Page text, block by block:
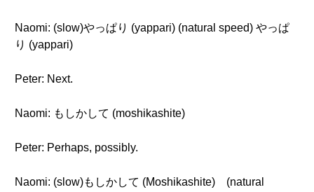
Naomi: (slow)やっぱり (yappari) (natural speed) やっぱ
り (yappari)
Peter: Next.
Naomi: もしかして (moshikashite)
Peter: Perhaps, possibly.
Naomi: (slow)もしかして (Moshikashite) (natural